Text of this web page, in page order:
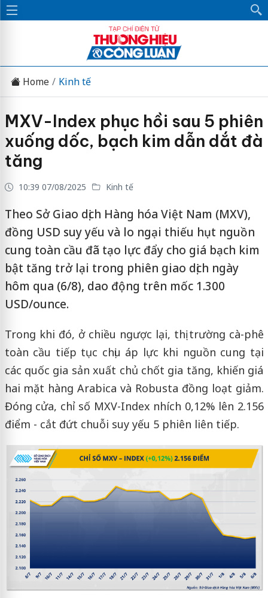
Home Kinh tế
MXV-Index phục hồi sau 5 phiên
xuống dốc, bạch kim dẫn dắt đà
tăng
10:39 07/08/2025 Kinh tế
Theo Sở Giao dịch Hàng hóa Việt Nam (MXV),
đồng USD suy yếu và lo ngại thiếu hụt nguồn
cung toàn cầu đã tạo lực đẩy cho giá bạch kim
bật tăng trở lại trong phiên giao dịch ngày
hôm qua (6/8), dao động trên mốc 1.300
USD/ounce.
Trong khi đó, ở chiều ngược lại, thị trường cà-phê
toàn cầu tiếp tục chịu áp lực khi nguồn cung tại
các quốc gia sản xuất chủ chốt gia tăng, khiến giá
hai mặt hàng Arabica và Robusta đồng loạt giảm.
Đóng cửa, chỉ số MXV-Index nhích 0,12% lên 2.156
điểm - cắt đứt chuỗi suy yếu 5 phiên liên tiếp.